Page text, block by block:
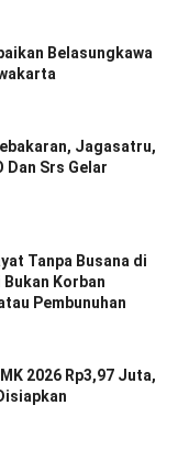
Belasungkawa
Jagasatru,
Dan Srs Gelar
Tanpa Busana di
Korban
Pembunuhan
2026 Rp3,97 Juta,